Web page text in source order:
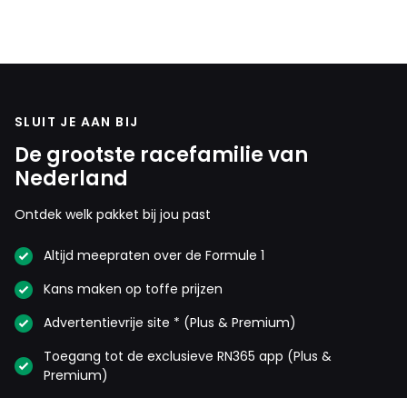
SLUIT JE AAN BIJ
De grootste racefamilie van
Nederland
Ontdek welk pakket bij jou past
Altijd meepraten over de Formule 1
Kans maken op toffe prijzen
Advertentievrije site * (Plus & Premium)
Toegang tot de exclusieve RN365 app (Plus &
Premium)